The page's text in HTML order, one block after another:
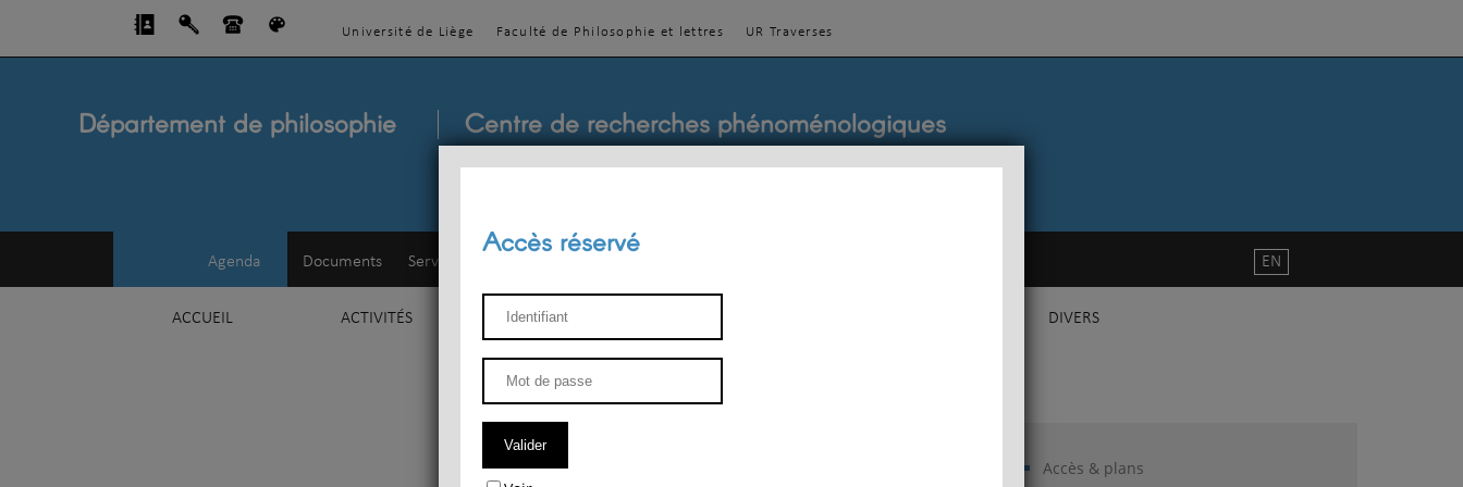
Université de Liège Faculté de Philosophie et lettres UR Traverses
Département de philosophie Centre de recherches phénoménologiques
Agenda Documents Service d'esthétique
ACCUEIL ACTIVITÉS ENSEIGNEMENT DIVERS
EN
Accès & plans
Accès réservé